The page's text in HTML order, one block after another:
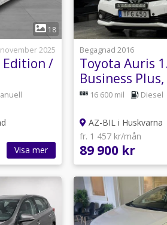
18
2025
Edition /
Visa mer
1
Begagnad 2016
Toyota Auris
Business
Euro 6 S&V
16 600 mil Diesel
AZ-BIL i Huskvarna
fr. 1 457 kr/mån
89 900 kr